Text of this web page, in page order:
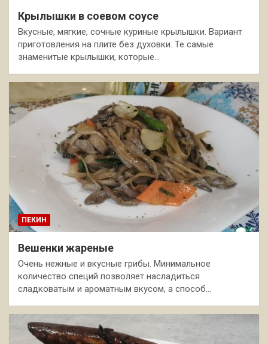
Крылышки в соевом соусе
Вкусные, мягкие, сочные куриные крылышки. Вариант
приготовления на плите без духовки. Те самые
знаменитые крылышки, которые…
ПЕКИН
Вешенки жареные
Очень нежные и вкусные грибы. Минимальное
количество специй позволяет насладиться
сладковатым и ароматным вкусом, а способ…